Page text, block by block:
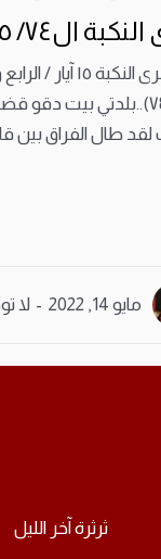
ال٧٤/ ١٥ أيار
في ذكرى النكبة ١٥
عاما( ٧٤)..بلدتي بيت
لقد طال الفراق بين
مايو 14, 2022 لا
ثرثرة آخر الليل